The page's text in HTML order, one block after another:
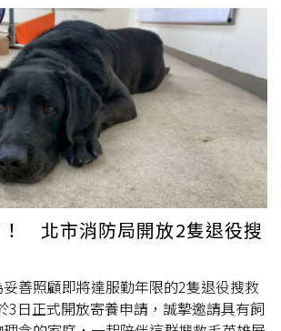
增加可信度，馬洛索還宣稱古羅馬統帥
）曾與埃及豔后克麗奧佩脫拉
羅馬途中造訪此地，甚至表示莎士比亞
葉（Juliet Capulet）曾住在附近一座
「慈善家、企業家及管弦樂團指揮」，
該景點納入歐盟補助的觀光指南及官方
年起外界開始質疑其說法，義大利官
後發現，建築內部使用玻璃纖維、紙漿
代初製作的石膏雕像等現代材料。衛
將山坡整平，再於空地興建這座偽造古
指出，凱撒所處年代比建築號稱興建時
士比亞《羅密歐與茱麗葉》的故事背景
），並非維琴察，相關說法與史實明
非法建築、偽造文物及未經授權建造等
北市消防局開放2隻退役搜
善照顧即將達服勤年限的2隻退役搜救
3日正式開放寄養申請，誠摯邀請具有飼